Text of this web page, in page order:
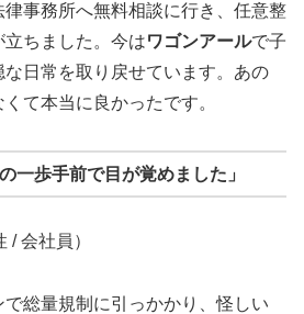
律事務所へ無料相談に行き、任意整
ちました。今はワゴンアールで子
日常を取り戻せています。あの
て本当に良かったです。
一歩手前で目が覚めました」
/ 会社員）
総量規制に引っかかり、怪しい